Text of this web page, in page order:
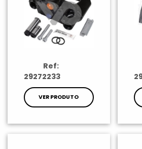
Ref:
29272233
VER PRODUTO